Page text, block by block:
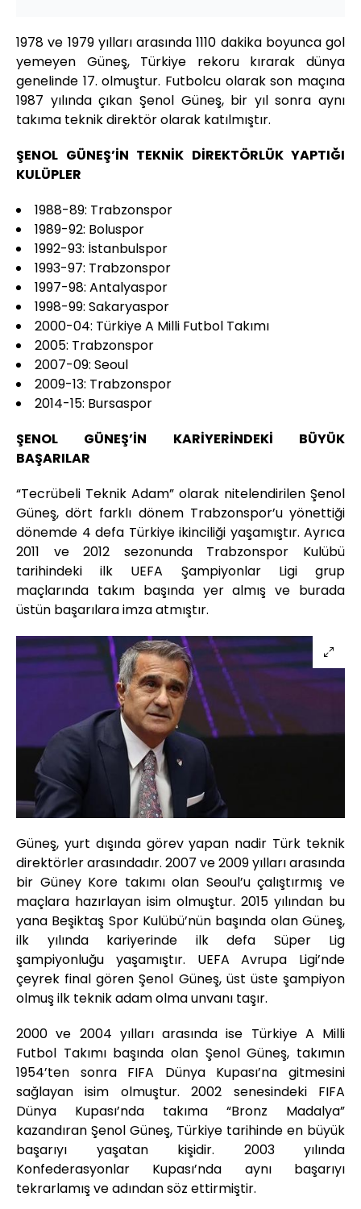
1978 ve 1979 yılları arasında 1110 dakika boyunca gol
yemeyen Güneş, Türkiye rekoru kırarak dünya
genelinde 17. olmuştur. Futbolcu olarak son maçına
1987 yılında çıkan Şenol Güneş, bir yıl sonra aynı
takıma teknik direktör olarak katılmıştır.
ŞENOL GÜNEŞ’İN TEKNİK DİREKTÖRLÜK YAPTIĞI
KULÜPLER
1988-89: Trabzonspor
1989-92: Boluspor
1992-93: İstanbulspor
1993-97: Trabzonspor
1997-98: Antalyaspor
1998-99: Sakaryaspor
2000-04: Türkiye A Milli Futbol Takımı
2005: Trabzonspor
2007-09: Seoul
2009-13: Trabzonspor
2014-15: Bursaspor
ŞENOL GÜNEŞ’İN KARİYERİNDEKİ BÜYÜK
BAŞARILAR
“Tecrübeli Teknik Adam” olarak nitelendirilen Şenol
Güneş, dört farklı dönem Trabzonspor’u yönettiği
dönemde 4 defa Türkiye ikinciliği yaşamıştır. Ayrıca
2011 ve 2012 sezonunda Trabzonspor Kulübü
tarihindeki ilk UEFA Şampiyonlar Ligi grup
maçlarında takım başında yer almış ve burada
üstün başarılara imza atmıştır.
Güneş, yurt dışında görev yapan nadir Türk teknik
direktörler arasındadır. 2007 ve 2009 yılları arasında
bir Güney Kore takımı olan Seoul’u çalıştırmış ve
maçlara hazırlayan isim olmuştur. 2015 yılından bu
yana Beşiktaş Spor Kulübü’nün başında olan Güneş,
ilk yılında kariyerinde ilk defa Süper Lig
şampiyonluğu yaşamıştır. UEFA Avrupa Ligi’nde
çeyrek final gören Şenol Güneş, üst üste şampiyon
olmuş ilk teknik adam olma unvanı taşır.
2000 ve 2004 yılları arasında ise Türkiye A Milli
Futbol Takımı başında olan Şenol Güneş, takımın
1954’ten sonra FIFA Dünya Kupası’na gitmesini
sağlayan isim olmuştur. 2002 senesindeki FIFA
Dünya Kupası’nda takıma “Bronz Madalya”
kazandıran Şenol Güneş, Türkiye tarihinde en büyük
başarıyı yaşatan kişidir. 2003 yılında
Konfederasyonlar Kupası’nda aynı başarıyı
tekrarlamış ve adından söz ettirmiştir.